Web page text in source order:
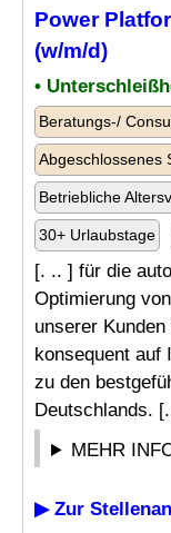
Power
(w/m/d)
•
Beratungs-/
Abgeschlossenes
Betriebliche
30+ Urlaubstage
[. .. ] für die
Optimierung
unserer
konsequent auf
zu den
Deutschlands.
MEHR
▶ Zur